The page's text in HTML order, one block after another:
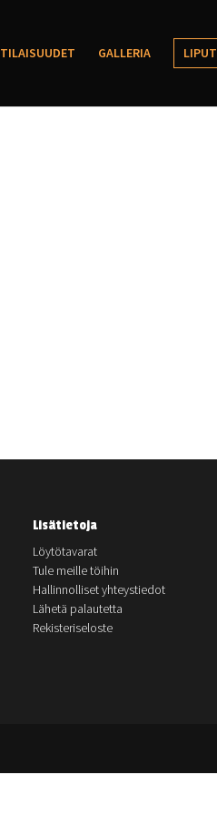
TILAISUUDET GALLERIA LIPUT
Lisätietoja
Löytötavarat
Tule meille töihin
Hallinnolliset yhteystiedot
Lähetä palautetta
Rekisteriseloste